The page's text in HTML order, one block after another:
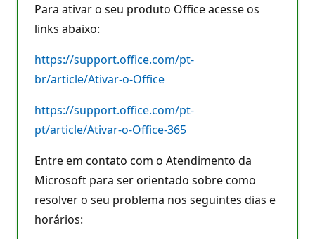
Para ativar o seu produto Office acesse os
links abaixo:
https://support.office.com/pt-
br/article/Ativar-o-Office
https://support.office.com/pt-
pt/article/Ativar-o-Office-365
Entre em contato com o Atendimento da
Microsoft para ser orientado sobre como
resolver o seu problema nos seguintes dias e
horários: